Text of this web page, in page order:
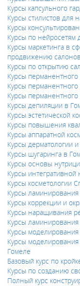
Курсы капсульного
Курсы стилистов для
Курсы
Курсы по нейросетям
Курсы маркетинга в
продвижению
Курсы по открытию
Курсы
Курсы перманентного
Курсы
Курсы депиляции в
Курсы эстетической
Курсы повышения
Курсы аппаратной
Курсы дерматологии
Курсы шугаринга в
Курсы основы
Курсы интегративной
Курсы косметологии
Курсы
Курсы коррекции и
Курсы наращивания
Курсы
Курсы
Курсы
Гомеле
Базовый курс по
Курсы по созданию
Полный курс